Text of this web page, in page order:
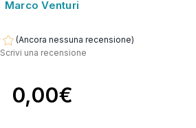
Marco Venturi
(Ancora nessuna recensione)
Scrivi una recensione
0,00€